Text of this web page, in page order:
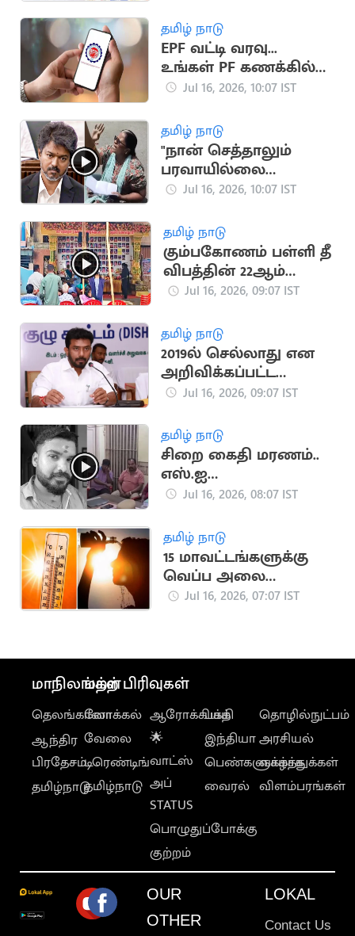
நிர்மல்குமார்
குற்றச்சாட்டு
தமிழ் நாடு
EPF வட்டி வரவு...
உங்கள் PF கணக்கில்
பணம் வந்ததா?
Jul 16, 2026, 10:07 IST
தமிழ் நாடு
"நான் செத்தாலும்
பரவாயில்லை
விஜயை பாக்கணும்"..
Jul 16, 2026, 10:07 IST
தமிழ் நாடு
கும்பகோணம் பள்ளி தீ
விபத்தின் 22ஆம்
ஆண்டு நினைவு
Jul 16, 2026, 09:07 IST
தமிழ் நாடு
2019ல் செல்லாது என
அறிவிக்கப்பட்ட
ஓ.பி.ரவீந்திரநாத்
Jul 16, 2026, 09:07 IST
தமிழ் நாடு
சிறை கைதி மரணம்..
எஸ்.ஐ
ஆயுதப்படைக்கு
Jul 16, 2026, 08:07 IST
தமிழ் நாடு
15 மாவட்டங்களுக்கு
வெப்ப அலை
எச்சரிக்கை
Jul 16, 2026, 07:07 IST
மாநிலங்கள்
தெலங்கானா
ஆந்திர
பிரதேசம்
தமிழ்நாடு
மற்ற பிரிவுகள்
லோக்கல்
வேலை
டிரெண்டிங்
தமிழ்நாடு
ஆரோக்கியம்
🌟
வாட்ஸ்
அப்
STATUS
பொழுதுப்போக்கு
குற்றம்
பக்தி
இந்தியா
பெண்களுக்காக
வைரல்
தொழில்நுட்பம்
அரசியல்
வாழ்த்துக்கள்
விளம்பரங்கள்
OUR
OTHER
LOKAL
Contact Us